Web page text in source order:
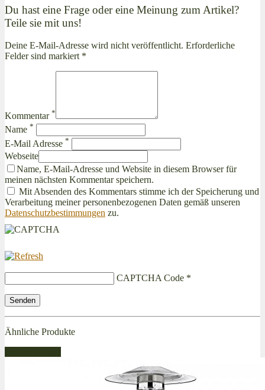
Du hast eine Frage oder eine Meinung zum Artikel?
Teile sie mit uns!
Deine E-Mail-Adresse wird nicht veröffentlicht. Erforderliche
Felder sind markiert *
Kommentar *
Name *
E-Mail Adresse *
Webseite
Name, E-Mail-Adresse und Website in diesem Browser für
meinen nächsten Kommentar speichern.
Mit Absenden des Kommentars stimme ich der Speicherung und
Verarbeitung meiner personenbezogenen Daten gemäß unseren
Datenschutzbestimmungen zu.
CAPTCHA Code *
Ähnliche Produkte